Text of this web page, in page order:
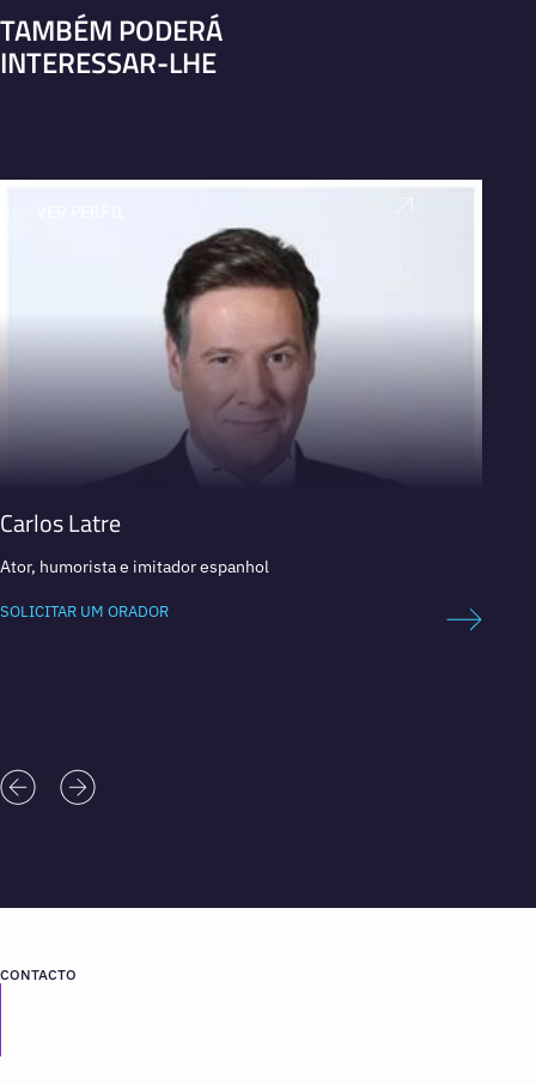
TAMBÉM PODERÁ
INTERESSAR-LHE
Carlos Latre
Ator, humorista e imitador espanhol
SOLICITAR UM ORADOR
CONTACTO